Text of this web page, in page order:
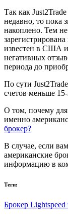
Так как
недавно, то пока
накоплено. Тем
известен в США и
негативных
периода до
По сути
счетов меньше
О том, почему
именно
брокер?
В случае, если
американские
информацию в
Теги:
Брокер Lightspeed